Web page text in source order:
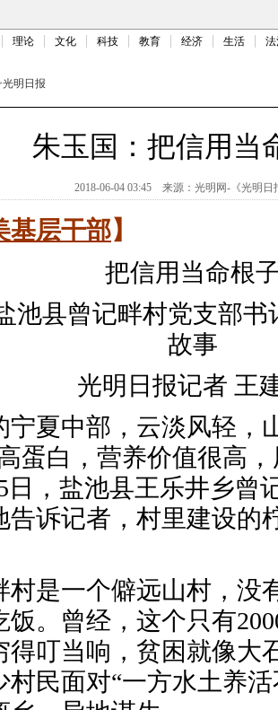
理论 文化 科技 教育 经济 生活
光明日报
朱玉国：把信用当
2018-06-04 03:45 来源： 光明网-《光明日
基层干部】
把信用当命根
县曾记畔村党支部书
故事
光明日报记者 王
中部，云淡风轻，
蛋白，营养价值很高
日，盐池县王乐井乡曾
告诉记者，村里建设的
一个僻远山村，没
饭。曾经，这个只有
得叮当响，贫困就像大
村民面对“一方水土养